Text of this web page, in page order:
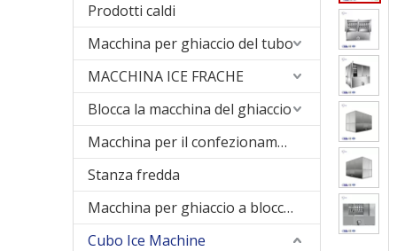
Prodotti caldi
Macchina per ghiaccio del tubo
MACCHINA ICE FRACHE
Blocca la macchina del ghiaccio
Macchina per il confezionamento del ghiaccio
Stanza fredda
Macchina per ghiaccio a blocco di raffreddamento diretto
Cubo Ice Machine